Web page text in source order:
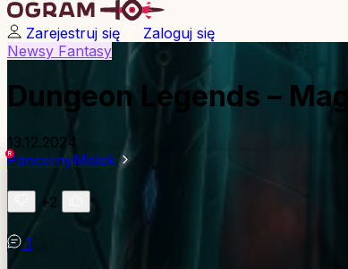
Zarejestruj się
Zaloguj się
Newsy Fantasy
Dungeon Legends –
13.12.2024
PancernyMisiek
+2
1